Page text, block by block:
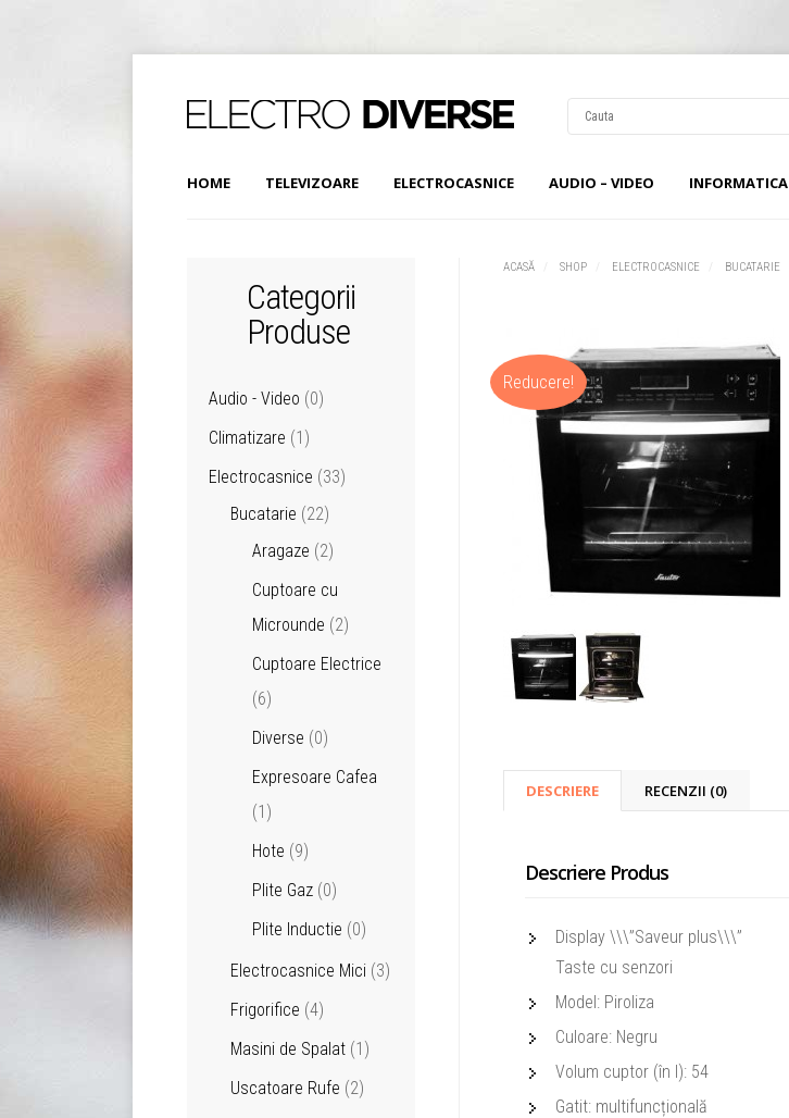
HOME TELEVIZOARE ELECTROCASNICE AUDIO – VIDEO INFORMATICA
ACASĂ SHOP ELECTROCASNICE BUCATARIE
Reducere!
DESCRIERE RECENZII (0)
Descriere Produs
Display \\\”Saveur plus\\\”
Taste cu senzori
Model: Piroliza
Culoare: Negru
Volum cuptor (în l): 54
Gatit: multifuncțională
Categorii
Produse
Audio - Video (0)
Climatizare (1)
Electrocasnice (33)
Bucatarie (22)
Aragaze (2)
Cuptoare cu
Microunde (2)
Cuptoare Electrice
(6)
Diverse (0)
Expresoare Cafea
(1)
Hote (9)
Plite Gaz (0)
Plite Inductie (0)
Electrocasnice Mici (3)
Frigorifice (4)
Masini de Spalat (1)
Uscatoare Rufe (2)